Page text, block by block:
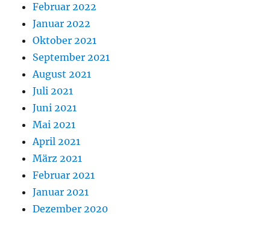
Februar 2022
Januar 2022
Oktober 2021
September 2021
August 2021
Juli 2021
Juni 2021
Mai 2021
April 2021
März 2021
Februar 2021
Januar 2021
Dezember 2020